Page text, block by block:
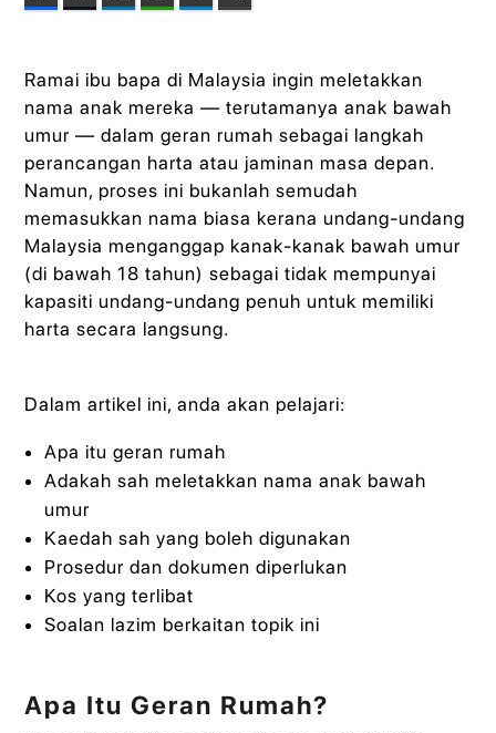
Ramai ibu bapa di Malaysia ingin meletakkan
nama anak mereka — terutamanya anak bawah
umur — dalam geran rumah sebagai langkah
perancangan harta atau jaminan masa depan.
Namun, proses ini bukanlah semudah
memasukkan nama biasa kerana undang-undang
Malaysia menganggap kanak-kanak bawah umur
(di bawah 18 tahun) sebagai tidak mempunyai
kapasiti undang-undang penuh untuk memiliki
harta secara langsung.
Dalam artikel ini, anda akan pelajari:
Apa itu geran rumah
Adakah sah meletakkan nama anak bawah
umur
Kaedah sah yang boleh digunakan
Prosedur dan dokumen diperlukan
Kos yang terlibat
Soalan lazim berkaitan topik ini
Apa Itu Geran Rumah?